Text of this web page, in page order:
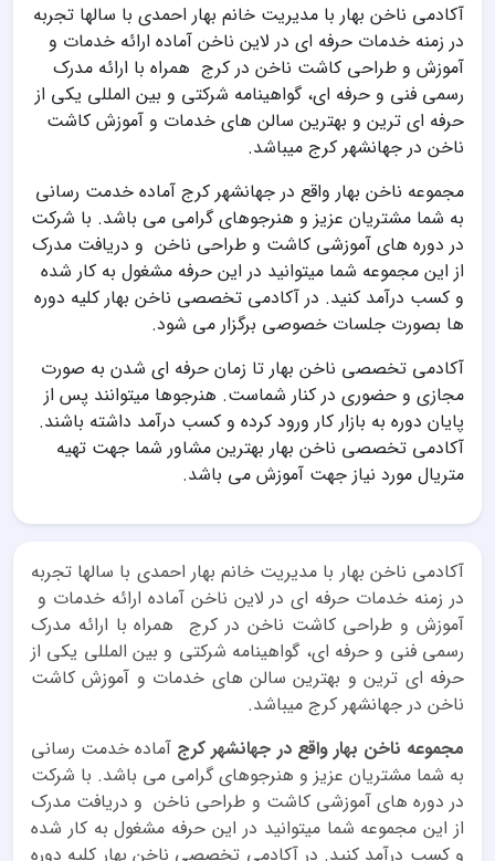
آکادمی ناخن بهار با مدیریت خانم بهار احمدی با سالها تجربه
در زمنه خدمات حرفه ای در لاین ناخن آماده ارائه خدمات و
آموزش و طراحی کاشت ناخن در کرج همراه با ارائه مدرک
رسمی فنی و حرفه ای، گواهینامه شرکتی و بین المللی یکی از
حرفه ای ترین و بهترین سالن های خدمات و آموزش کاشت
ناخن در جهانشهر کرج میباشد.
مجموعه ناخن بهار واقع در جهانشهر کرج آماده خدمت رسانی
به شما مشتریان عزیز و هنرجوهای گرامی می باشد. با شرکت
در دوره های آموزشی کاشت و طراحی ناخن و دریافت مدرک
از این مجموعه شما میتوانید در این حرفه مشغول به کار شده
و کسب درآمد کنید. در آکادمی تخصصی ناخن بهار کلیه دوره
ها بصورت جلسات خصوصی برگزار می شود.
آکادمی تخصصی ناخن بهار تا زمان حرفه ای شدن به صورت
مجازی و حضوری در کنار شماست. هنرجوها میتوانند پس از
پایان دوره به بازار کار ورود کرده و کسب درآمد داشته باشند.
آکادمی تخصصی ناخن بهار بهترین مشاور شما جهت تهیه
متریال مورد نیاز جهت آموزش می باشد.
آکادمی ناخن بهار با مدیریت خانم بهار احمدی با سالها تجربه
در زمنه خدمات حرفه ای در لاین ناخن آماده ارائه خدمات و
آموزش و طراحی کاشت ناخن در کرج همراه با ارائه مدرک
رسمی فنی و حرفه ای، گواهینامه شرکتی و بین المللی یکی از
حرفه ای ترین و بهترین سالن های خدمات و آموزش کاشت
ناخن در جهانشهر کرج میباشد.
مجموعه ناخن بهار واقع در جهانشهر کرج آماده خدمت رسانی
به شما مشتریان عزیز و هنرجوهای گرامی می باشد. با شرکت
در دوره های آموزشی کاشت و طراحی ناخن و دریافت مدرک
از این مجموعه شما میتوانید در این حرفه مشغول به کار شده
و کسب درآمد کنید. در آکادمی تخصصی ناخن بهار کلیه دوره